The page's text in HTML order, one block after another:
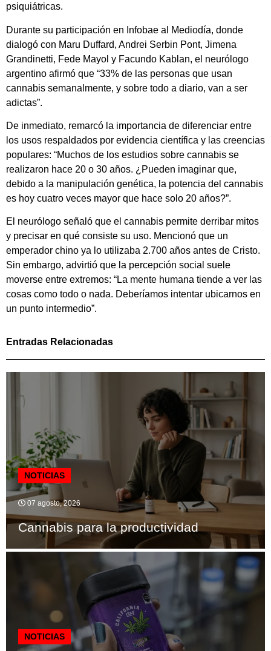
psiquiátricas.
Durante su participación en Infobae al Mediodía, donde
dialogó con Maru Duffard, Andrei Serbin Pont, Jimena
Grandinetti, Fede Mayol y Facundo Kablan, el neurólogo
argentino afirmó que “33% de las personas que usan
cannabis semanalmente, y sobre todo a diario, van a ser
adictas”.
De inmediato, remarcó la importancia de diferenciar entre
los usos respaldados por evidencia científica y las creencias
populares: “Muchos de los estudios sobre cannabis se
realizaron hace 20 o 30 años. ¿Pueden imaginar que,
debido a la manipulación genética, la potencia del cannabis
es hoy cuatro veces mayor que hace solo 20 años?”.
El neurólogo señaló que el cannabis permite derribar mitos
y precisar en qué consiste su uso. Mencionó que un
emperador chino ya lo utilizaba 2.700 años antes de Cristo.
Sin embargo, advirtió que la percepción social suele
moverse entre extremos: “La mente humana tiende a ver las
cosas como todo o nada. Deberíamos intentar ubicarnos en
un punto intermedio”.
Entradas Relacionadas
NOTICIAS
07 agosto, 2026
Cannabis para la productividad
NOTICIAS